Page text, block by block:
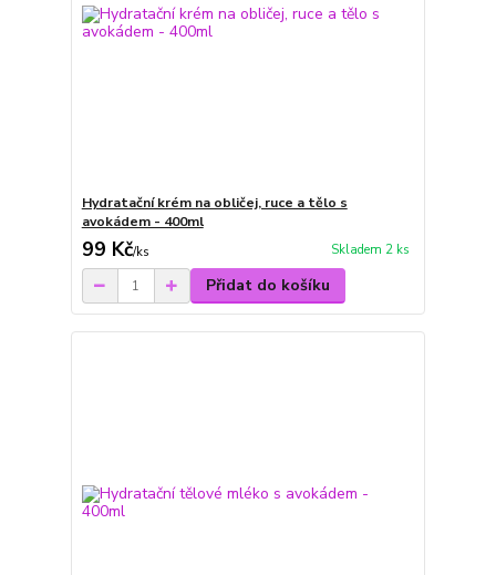
Hydratační krém na obličej, ruce a tělo s
avokádem - 400ml
99 Kč/ks Skladem 2 ks
Přidat do košíku